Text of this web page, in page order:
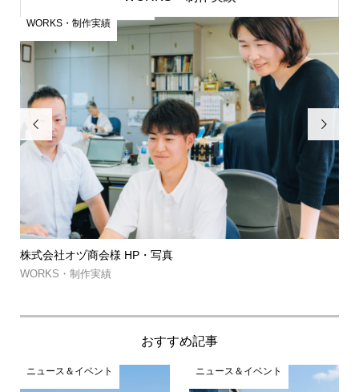

筑波山ゲルグランピング・㈱MJコーポレーション様 HP・予
約...
WORKS・制作実績
